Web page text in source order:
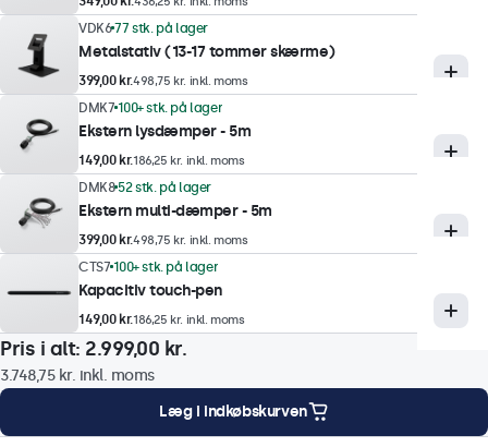
Touch-teknologi
Teknik
Kapacitiv
Berøringspunkter
10-trykpunkter (Multi-Touch)
Touch-interface
USB HID-kompatibel
Kontrol
Stylus, hånd, handske
Understøttelse af gestus
Tryk, swipe, rulning, knib-til-zoom (afhængig af
værtssystemets operativsystem og applikation)
VDK6 77 stk. på lager
Metalstativ (13-17 tommer skærme)
399,00 kr.498,75 kr. inkl. moms
DMK7 100+ stk. på lager
Ekstern lysdæmper - 5m
149,00 kr.186,25 kr. inkl. moms
DMK8 52 stk. på lager
Ekstern multi-dæmper - 5m
399,00 kr.498,75 kr. inkl. moms
CTS7 100+ stk. på lager
Kapacitiv touch-pen
149,00 kr.186,25 kr. inkl. moms
Pris i alt: 2.999,00 kr.
3.748,75 kr. inkl. moms
Læg i indkøbskurven